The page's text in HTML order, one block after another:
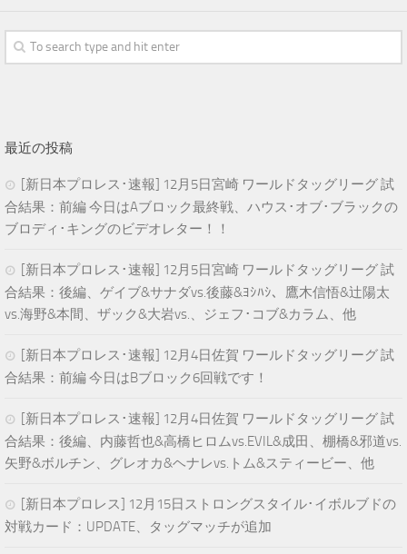
最近の投稿
[新日本プロレス･速報] 12月5日宮崎 ワールドタッグリーグ 試
合結果：前編 今日はAブロック最終戦、ハウス･オブ･ブラックの
ブロディ･キングのビデオレター！！
[新日本プロレス･速報] 12月5日宮崎 ワールドタッグリーグ 試
合結果：後編、ゲイブ&サナダvs.後藤&ﾖｼﾊｼ、鷹木信悟&辻陽太
vs.海野&本間、ザック&大岩vs.、ジェフ･コブ&カラム、他
[新日本プロレス･速報] 12月4日佐賀 ワールドタッグリーグ 試
合結果：前編 今日はBブロック6回戦です！
[新日本プロレス･速報] 12月4日佐賀 ワールドタッグリーグ 試
合結果：後編、内藤哲也&高橋ヒロムvs.EVIL&成田、棚橋&邪道vs.
矢野&ボルチン、グレオカ&ヘナレvs.トム&スティービー、他
[新日本プロレス] 12月15日ストロングスタイル･イボルブドの
対戦カード：UPDATE、タッグマッチが追加